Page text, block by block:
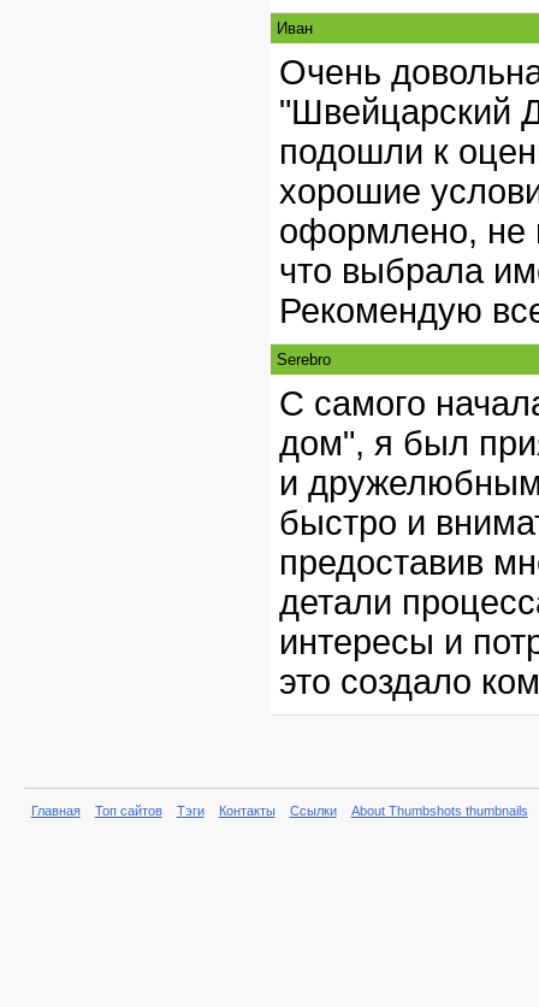
Иван
Очень
"Швейцарский
подошли к
хорошие
оформлено, не
что выбрала
Рекомендую
Serebro
С самого
дом", я был
и
быстро и
предоставив
детали
интересы и
это создало
Главная Топ сайтов Тэги Контакты Ссылки About Thumbshots thumbnails